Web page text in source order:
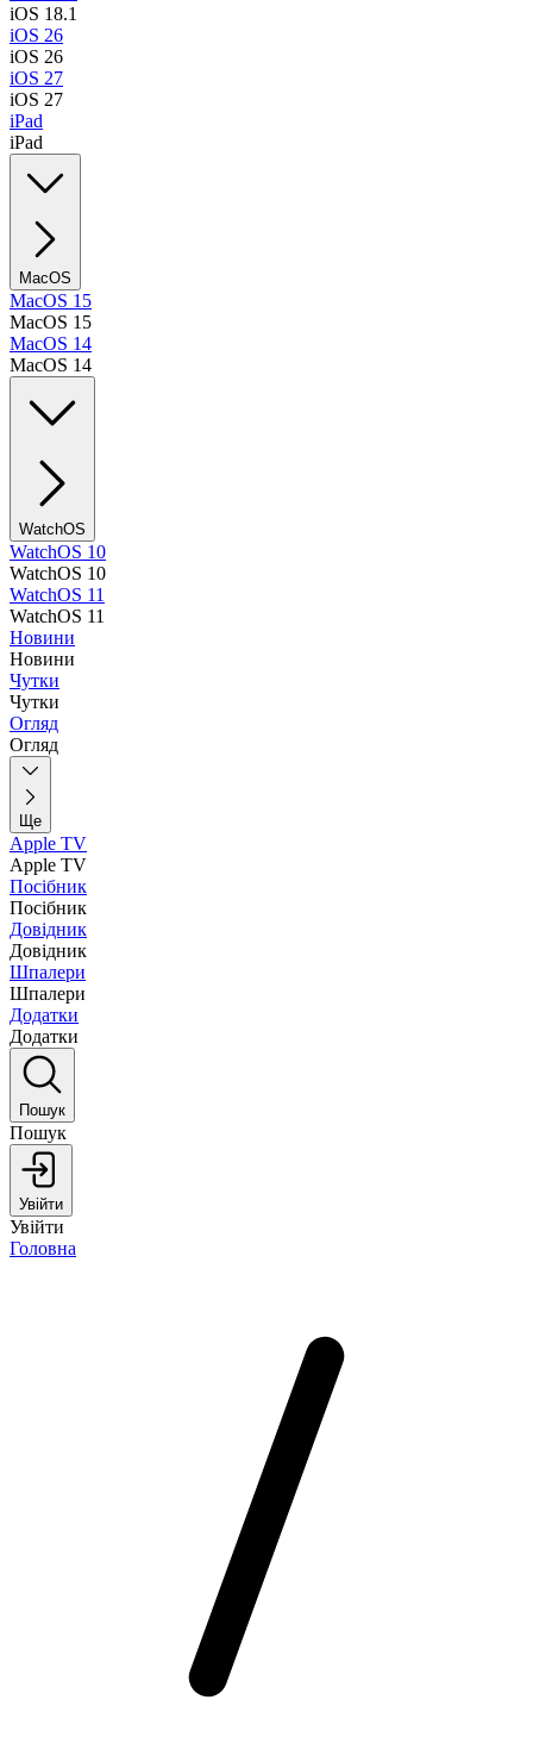
iOS 18.1
iOS 26
iOS 26
iOS 27
iOS 27
iPad
iPad
MacOS
MacOS 15
MacOS 15
MacOS 14
MacOS 14
WatchOS
WatchOS 10
WatchOS 10
WatchOS 11
WatchOS 11
Новини
Новини
Чутки
Чутки
Огляд
Огляд
Ще
Apple TV
Apple TV
Посібник
Посібник
Довідник
Довідник
Шпалери
Шпалери
Додатки
Додатки
Пошук
Пошук
Увійти
Увійти
Головна